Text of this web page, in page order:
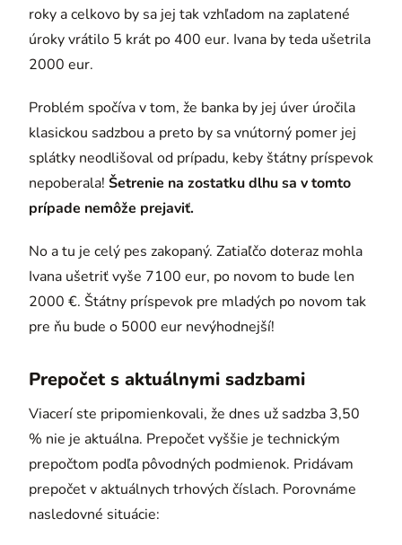
roky a celkovo by sa jej tak vzhľadom na zaplatené
úroky vrátilo 5 krát po 400 eur. Ivana by teda ušetrila
2000 eur.
Problém spočíva v tom, že banka by jej úver úročila
klasickou sadzbou a preto by sa vnútorný pomer jej
splátky neodlišoval od prípadu, keby štátny príspevok
nepoberala! Šetrenie na zostatku dlhu sa v tomto
prípade nemôže prejaviť.
No a tu je celý pes zakopaný. Zatiaľčo doteraz mohla
Ivana ušetriť vyše 7100 eur, po novom to bude len
2000 €. Štátny príspevok pre mladých po novom tak
pre ňu bude o 5000 eur nevýhodnejší!
Prepočet s aktuálnymi sadzbami
Viacerí ste pripomienkovali, že dnes už sadzba 3,50
% nie je aktuálna. Prepočet vyššie je technickým
prepočtom podľa pôvodných podmienok. Pridávam
prepočet v aktuálnych trhových číslach. Porovnáme
nasledovné situácie: